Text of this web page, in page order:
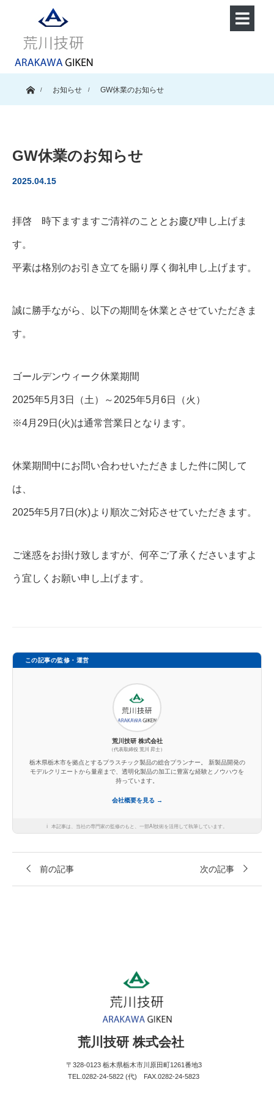
ホームお知らせ GW休業のお知らせ
GW休業のお知らせ
2025.04.15
拝啓 時下ますますご清祥のこととお慶び申し上げま
す。
平素は格別のお引き立てを賜り厚く御礼申し上げます。
誠に勝手ながら、以下の期間を休業とさせていただきま
す。
ゴールデンウィーク休業期間
2025年5月3日（土）～2025年5月6日（火）
※4月29日(火)は通常営業日となります。
休業期間中にお問い合わせいただきました件に関して
は、
2025年5月7日(水)より順次ご対応させていただきます。
ご迷惑をお掛け致しますが、何卒ご了承くださいますよ
う宜しくお願い申し上げます。
この記事の監修・運営
荒川技研 株式会社
（代表取締役 荒川 昇士）
栃木県栃木市を拠点とするプラスチック製品の総合プランナー。 新製品開発の
モデルクリエートから量産まで、透明化製品の加工に豊富な経験とノウハウを
持っています。
会社概要を見る →
ℹ️ 本記事は、当社の専門家の監修のもと、一部AI技術を活用して執筆しています。
前の記事 次の記事
荒川技研 株式会社
〒328-0123 栃木県栃木市川原田町1261番地3
TEL.0282-24-5822 (代) FAX.0282-24-5823